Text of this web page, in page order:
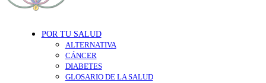
POR TU SALUD
ALTERNATIVA
CÁNCER
DIABETES
GLOSARIO DE LA SALUD